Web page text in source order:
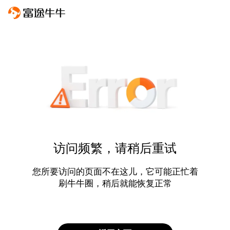
访问频繁，请稍后重试
您所要访问的页面不在这儿，它可能正忙着
刷牛牛圈，稍后就能恢复正常